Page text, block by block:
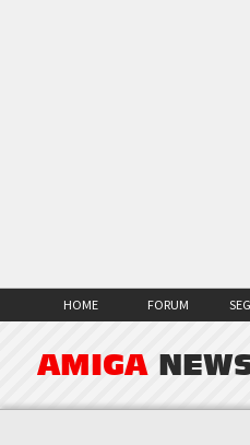
HOME FORUM
AMIGA